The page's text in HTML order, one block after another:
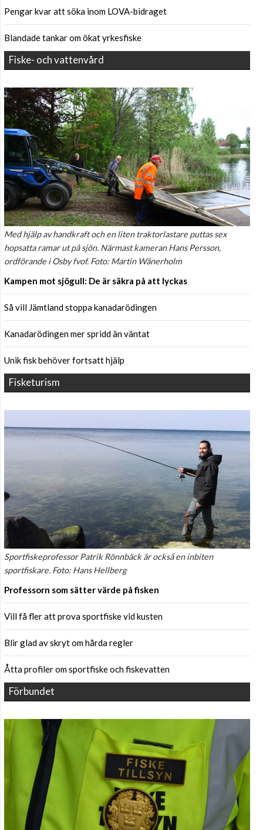
Pengar kvar att söka inom LOVA-bidraget
Blandade tankar om ökat yrkesfiske
Fiske- och vattenvård
Med hjälp av handkraft och en liten traktorlastare puttas sex
hopsatta ramar ut på sjön. Närmast kameran Hans Persson,
ordförande i Osby fvof. Foto: Martin Wänerholm
Kampen mot sjögull: De är säkra på att lyckas
Så vill Jämtland stoppa kanadarödingen
Kanadarödingen mer spridd än väntat
Unik fisk behöver fortsatt hjälp
Fisketurism
Sportfiskeprofessor Patrik Rönnbäck är också en inbiten
sportfiskare. Foto: Hans Hellberg
Professorn som sätter värde på fisken
Vill få fler att prova sportfiske vid kusten
Blir glad av skryt om hårda regler
Åtta profiler om sportfiske och fiskevatten
Förbundet